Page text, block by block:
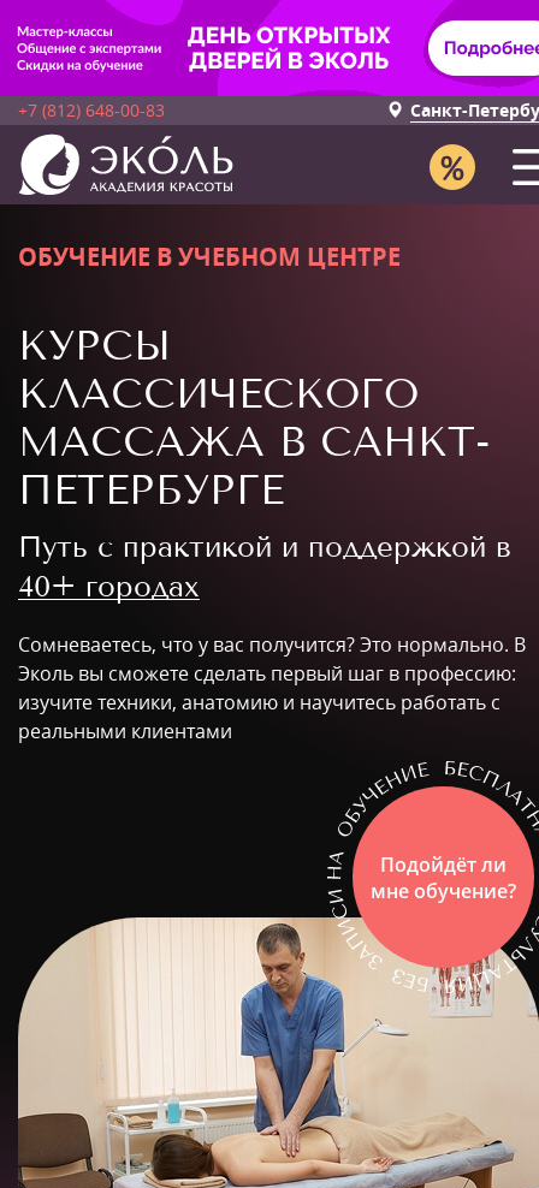
+7 (812) 648-00-83 Санкт-
ОБУЧЕНИЕ В УЧЕБНОМ ЦЕНТРЕ
КУРСЫ
КЛАССИЧЕСКОГО
МАССАЖА В САНКТ-
ПЕТЕРБУРГЕ
Путь с практикой и поддержкой в
40+ городах
Сомневаетесь, что у вас получится? Это нормально. В
Эколь вы сможете сделать первый шаг в профессию:
изучите техники, анатомию и научитесь работать с
реальными клиентами
Подойдёт ли
мне обучение?